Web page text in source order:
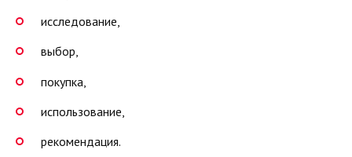
исследование,
выбор,
покупка,
использование,
рекомендация.